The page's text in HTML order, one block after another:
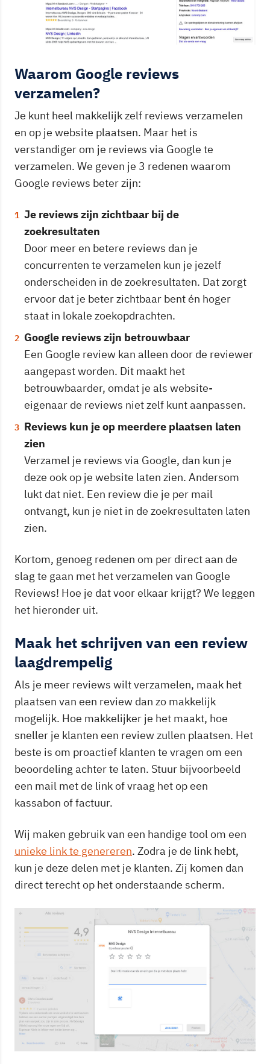
Waarom Google reviews
verzamelen?
Je kunt heel makkelijk zelf reviews verzamelen
en op je website plaatsen. Maar het is
verstandiger om je reviews via Google te
verzamelen. We geven je 3 redenen waarom
Google reviews beter zijn:
Je reviews zijn zichtbaar bij de
zoekresultaten
Door meer en betere reviews dan je
concurrenten te verzamelen kun je jezelf
onderscheiden in de zoekresultaten. Dat zorgt
ervoor dat je beter zichtbaar bent én hoger
staat in lokale zoekopdrachten.
Google reviews zijn betrouwbaar
Een Google review kan alleen door de reviewer
aangepast worden. Dit maakt het
betrouwbaarder, omdat je als website-
eigenaar de reviews niet zelf kunt aanpassen.
Reviews kun je op meerdere plaatsen laten
zien
Verzamel je reviews via Google, dan kun je
deze ook op je website laten zien. Andersom
lukt dat niet. Een review die je per mail
ontvangt, kun je niet in de zoekresultaten laten
zien.
Kortom, genoeg redenen om per direct aan de
slag te gaan met het verzamelen van Google
Reviews! Hoe je dat voor elkaar krijgt? We leggen
het hieronder uit.
Maak het schrijven van een review
laagdrempelig
Als je meer reviews wilt verzamelen, maak het
plaatsen van een review dan zo makkelijk
mogelijk. Hoe makkelijker je het maakt, hoe
sneller je klanten een review zullen plaatsen. Het
beste is om proactief klanten te vragen om een
beoordeling achter te laten. Stuur bijvoorbeeld
een mail met de link of vraag het op een
kassabon of factuur.
Wij maken gebruik van een handige tool om een
unieke link te genereren. Zodra je de link hebt,
kun je deze delen met je klanten. Zij komen dan
direct terecht op het onderstaande scherm.